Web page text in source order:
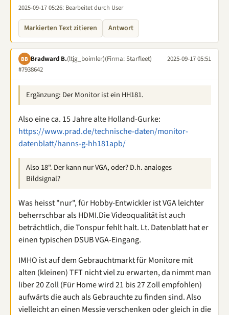
2025-09-17 05:26: Bearbeitet durch User
Markierten Text zitieren Antwort
BB Bradward B.(ltjg_boimler)(Firma: Starfleet)
2025-09-17 05:51
#7938642
Ergänzung: Der Monitor ist ein HH181.
Also eine ca. 15 Jahre alte Holland-Gurke:
https://www.prad.de/technische-daten/monitor-
datenblatt/hanns-g-hh181apb/
Also 18". Der kann nur VGA, oder? D.h. analoges
Bildsignal?
Was heisst "nur", für Hobby-Entwickler ist VGA leichter
beherrschbar als HDMI.Die Videoqualität ist auch
beträchtlich, die Tonspur fehlt halt. Lt. Datenblatt hat er
einen typischen DSUB VGA-Eingang.
IMHO ist auf dem Gebrauchtmarkt für Monitore mit
alten (kleinen) TFT nicht viel zu erwarten, da nimmt man
liber 20 Zoll (Für Home wird 21 bis 27 Zoll empfohlen)
aufwärts die auch als Gebrauchte zu finden sind. Also
vielleicht an einen Messie verschenken oder gleich in die